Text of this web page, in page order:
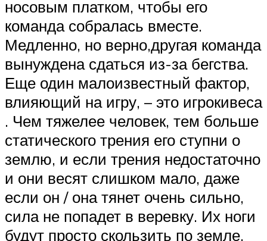
носовым платком, чтобы его
команда собралась вместе.
Медленно, но верно,другая команда
вынуждена сдаться из-за бегства.
Еще один малоизвестный фактор,
влияющий на игру, – это игрокивеса
. Чем тяжелее человек, тем больше
статического трения его ступни о
землю, и если трения недостаточно
и они весят слишком мало, даже
если он / она тянет очень сильно,
сила не попадет в веревку. Их ноги
будут просто скользить по земле,